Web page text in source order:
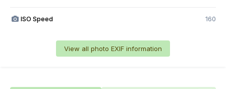
ISO Speed 160
View all photo EXIF information